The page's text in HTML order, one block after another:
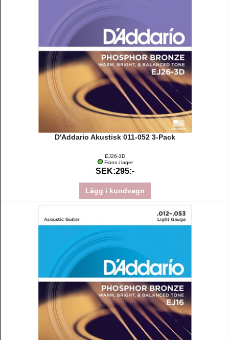
D'Addario Akustisk 011-052 3-Pack
EJ26-3D
Finns i lager
SEK:295:-
Lägg i kundvagn